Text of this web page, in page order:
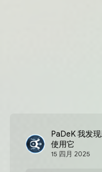
PaDeK 我发
使用它
15 四月 2025